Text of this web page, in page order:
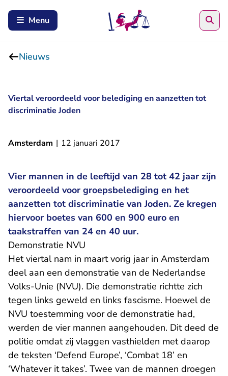
Menu
Nieuws
Viertal veroordeeld voor belediging en aanzetten tot
discriminatie Joden
Amsterdam | 12 januari 2017
Vier mannen in de leeftijd van 28 tot 42 jaar zijn
veroordeeld voor groepsbelediging en het
aanzetten tot discriminatie van Joden. Ze kregen
hiervoor boetes van 600 en 900 euro en
taakstraffen van 24 en 40 uur.
Demonstratie NVU
Het viertal nam in maart vorig jaar in Amsterdam
deel aan een demonstratie van de Nederlandse
Volks-Unie (NVU). Die demonstratie richtte zich
tegen links geweld en links fascisme. Hoewel de
NVU toestemming voor de demonstratie had,
werden de vier mannen aangehouden. Dit deed de
politie omdat zij vlaggen vasthielden met daarop
de teksten ‘Defend Europe’, ‘Combat 18’ en
‘Whatever it takes’. Twee van de mannen droegen